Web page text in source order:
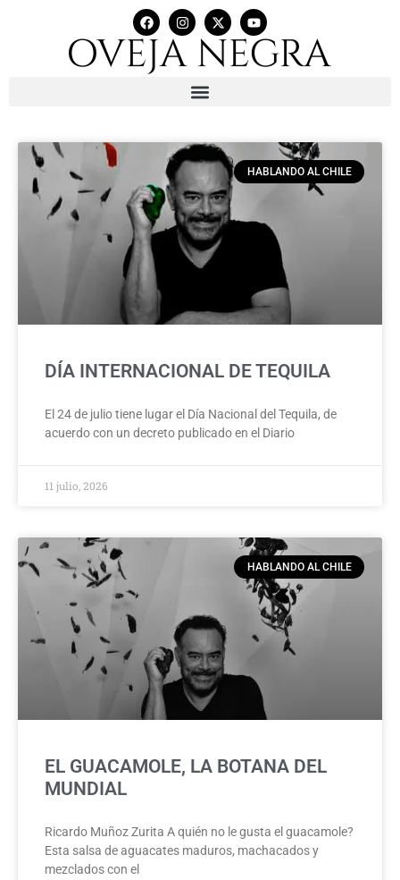
HABLANDO AL CHILE
DÍA INTERNACIONAL DE TEQUILA
El 24 de julio tiene lugar el Día Nacional del Tequila, de
acuerdo con un decreto publicado en el Diario
11 julio, 2026
HABLANDO AL CHILE
EL GUACAMOLE, LA BOTANA DEL
MUNDIAL
Ricardo Muñoz Zurita A quién no le gusta el guacamole?
Esta salsa de aguacates maduros, machacados y
mezclados con el